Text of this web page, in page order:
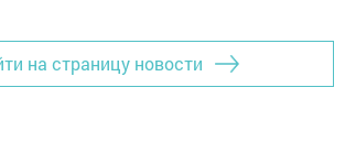
на страницу новости